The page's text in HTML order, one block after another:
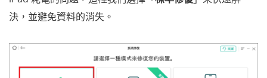
決，並避免資料的消失。